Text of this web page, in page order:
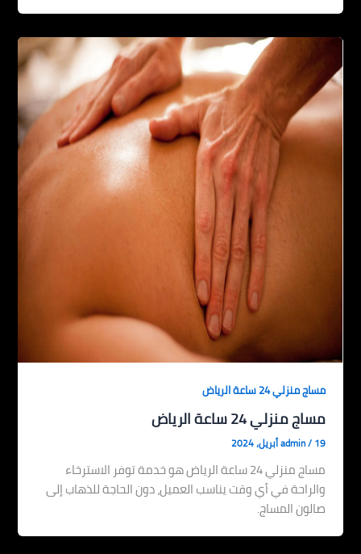
مساج منزلي 24 ساعة الرياض
مساج منزلي 24 ساعة الرياض
admin/19 أبريل، 2024
مساج منزلي 24 ساعة الرياض هو خدمة توفر الاسترخاء
والراحة في أي وقت يناسب العميل، دون الحاجة للذهاب إلى
صالون المساج.